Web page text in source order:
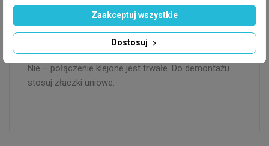
Trójnik wytrzymuje maks. 10 bar – wystarczające do
wszystkich instalacji akwariowych.
Czy mogę użyć trójnika do połączeń
demontażowych?
Nie – połączenie klejone jest trwałe. Do demontażu
stosuj złączki uniowe.
Dostosuj
Zaakceptuj wszystkie